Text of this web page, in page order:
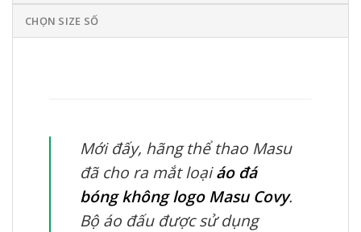
CHỌN SIZE SỐ
Mới đấy, hãng thể thao Masu
đã cho ra mắt loạiáo đá
bóng không logo Masu Covy.
Bộ áo đấu được sử dụng